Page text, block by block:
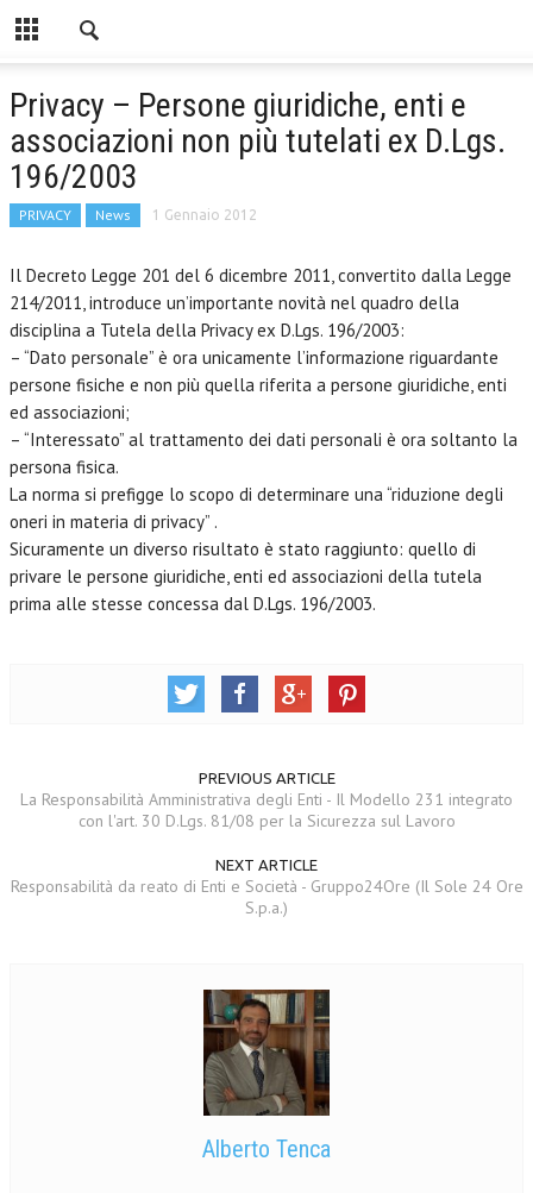
Privacy – Persone giuridiche, enti e
associazioni non più tutelati ex D.Lgs.
196/2003
PRIVACY News 1 Gennaio 2012
Il Decreto Legge 201 del 6 dicembre 2011, convertito dalla Legge
214/2011, introduce un’importante novità nel quadro della
disciplina a Tutela della Privacy ex D.Lgs. 196/2003:
– “Dato personale” è ora unicamente l’informazione riguardante
persone fisiche e non più quella riferita a persone giuridiche, enti
ed associazioni;
– “Interessato” al trattamento dei dati personali è ora soltanto la
persona fisica.
La norma si prefigge lo scopo di determinare una “riduzione degli
oneri in materia di privacy” .
Sicuramente un diverso risultato è stato raggiunto: quello di
privare le persone giuridiche, enti ed associazioni della tutela
prima alle stesse concessa dal D.Lgs. 196/2003.
PREVIOUS ARTICLE
La Responsabilità Amministrativa degli Enti - Il Modello 231 integrato
con l'art. 30 D.Lgs. 81/08 per la Sicurezza sul Lavoro
NEXT ARTICLE
Responsabilità da reato di Enti e Società - Gruppo24Ore (Il Sole 24 Ore
S.p.a.)
Alberto Tenca